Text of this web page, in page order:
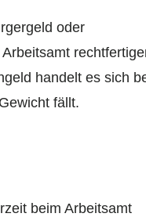
oder
handelt es sich
fällt.
beim Arbeitsamt